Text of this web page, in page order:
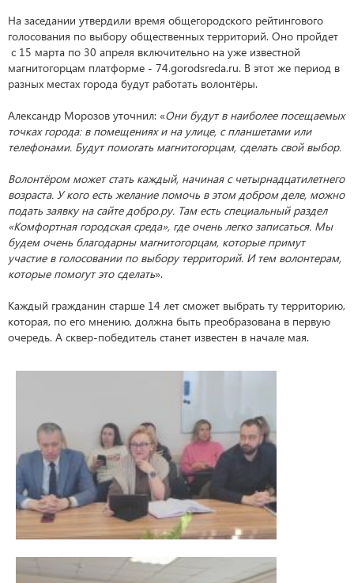
На заседании утвердили время общегородского рейтингового
голосования по выбору общественных территорий. Оно пройдет
с 15 марта по 30 апреля включительно на уже известной
магнитогорцам платформе - 74.gorodsreda.ru. В этот же период в
разных местах города будут работать волонтёры.
Александр Морозов уточнил: «Они будут в наиболее посещаемых
точках города: в помещениях и на улице, с планшетами или
телефонами. Будут помогать магнитогорцам, сделать свой выбор.
Волонтёром может стать каждый, начиная с четырнадцатилетнего
возраста. У кого есть желание помочь в этом добром деле, можно
подать заявку на сайте добро.ру. Там есть специальный раздел
«Комфортная городская среда», где очень легко записаться. Мы
будем очень благодарны магнитогорцам, которые примут
участие в голосовании по выбору территорий. И тем волонтерам,
которые помогут это сделать».
Каждый гражданин старше 14 лет сможет выбрать ту территорию,
которая, по его мнению, должна быть преобразована в первую
очередь. А сквер-победитель станет известен в начале мая.